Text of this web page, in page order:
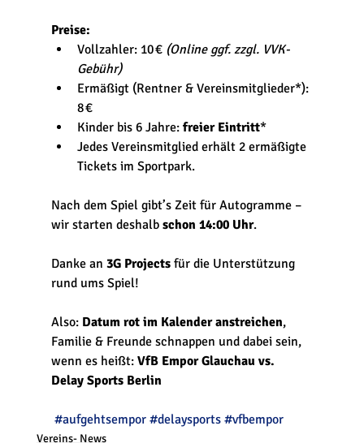
Preise:
Vollzahler: 10 € (Online ggf. zzgl. VVK-
Gebühr)
Ermäßigt (Rentner & Vereinsmitglieder*):
8 €
Kinder bis 6 Jahre: freier Eintritt*
Jedes Vereinsmitglied erhält 2 ermäßigte
Tickets im Sportpark.
Nach dem Spiel gibt’s Zeit für Autogramme –
wir starten deshalb schon 14:00 Uhr.
Danke an 3G Projects für die Unterstützung
rund ums Spiel!
Also: Datum rot im Kalender anstreichen,
Familie & Freunde schnappen und dabei sein,
wenn es heißt: VfB Empor Glauchau vs.
Delay Sports Berlin
#aufgehtsempor #delaysports #vfbempor
Vereins- News